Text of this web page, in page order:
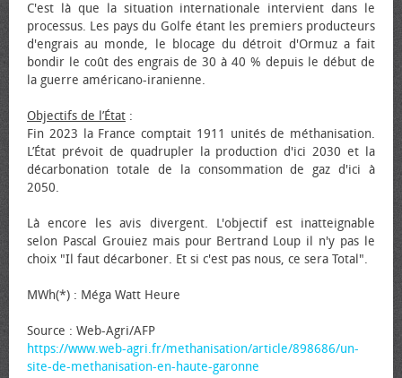
C'est là que la situation internationale intervient dans le
processus. Les pays du Golfe étant les premiers producteurs
d'engrais au monde, le blocage du détroit d'Ormuz a fait
bondir le coût des engrais de 30 à 40 % depuis le début de
la guerre américano-iranienne.
Objectifs de l’État :
Fin 2023 la France comptait 1911 unités de méthanisation.
L’État prévoit de quadrupler la production d'ici 2030 et la
décarbonation totale de la consommation de gaz d'ici à
2050.
Là encore les avis divergent. L'objectif est inatteignable
selon Pascal Grouiez mais pour Bertrand Loup il n'y pas le
choix "Il faut décarboner. Et si c'est pas nous, ce sera Total".
MWh(*) : Méga Watt Heure
Source : Web-Agri/AFP
https://www.web-agri.fr/methanisation/article/898686/un-
site-de-methanisation-en-haute-garonne